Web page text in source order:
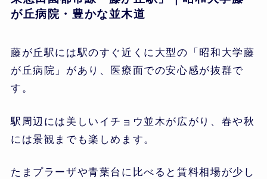
が丘病院・豊かな並木道
藤が丘駅には駅のすぐ近くに大型の「昭和大学藤
が丘病院」があり、医療面での安心感が抜群で
す。
駅周辺には美しいイチョウ並木が広がり、春や秋
には景観までも楽しめます。
たまプラーザや青葉台に比べると賃料相場が少し